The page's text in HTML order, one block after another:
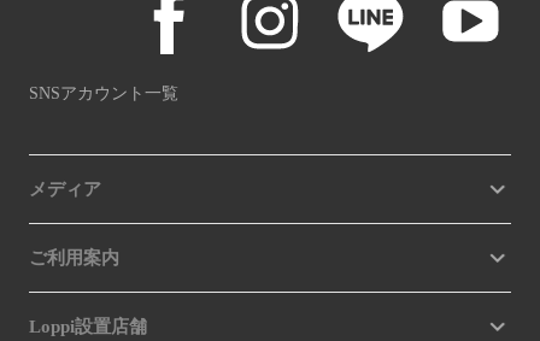
SNSアカウント一覧
メディア
ご利用案内
Loppi設置店舗